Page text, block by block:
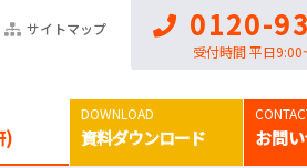
サイトマップ 0120-
受付時間 平日
) 資料ダウンロード お問